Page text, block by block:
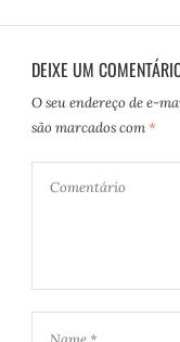
DEIXE UM
O seu endereço de e-
são marcados com *